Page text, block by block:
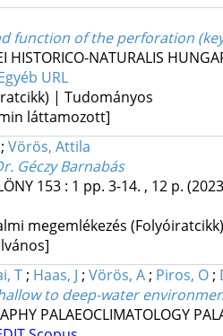
function of the perforation
HISTORICO-NATURALIS
URL
| Tudományos
láttamozott]
; Vörös, Attila
Géczy Barnabás
153: 1 pp. 3-14. , 12 p.
megemlékezés
T; Haas, J ; Vörös, A; Piros, O;
to deep-water
PALAEOCLIMATOLOGY